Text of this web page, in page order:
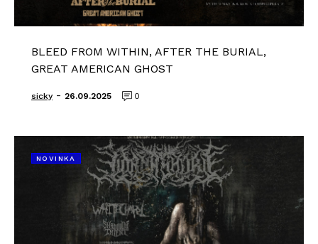
BLEED FROM WITHIN, AFTER THE BURIAL,
GREAT AMERICAN GHOST
sicky - 26.09.2025 0
NOVINKA